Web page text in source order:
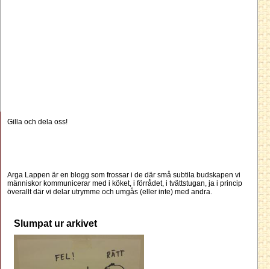
Gilla och dela oss!
Arga Lappen är en blogg som frossar i de där små subtila budskapen vi
människor kommunicerar med i köket, i förrådet, i tvättstugan, ja i princip
överallt där vi delar utrymme och umgås (eller inte) med andra.
Slumpat ur arkivet